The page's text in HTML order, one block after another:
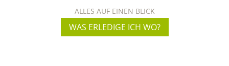
ALLES AUF EINEN BLICK
WAS ERLEDIGE ICH WO?